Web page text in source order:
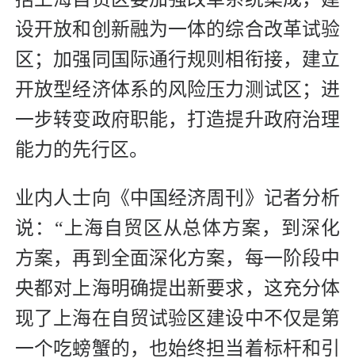
设开放和创新融为一体的综合改革试验
区；加强同国际通行规则相衔接，建立
开放型经济体系的风险压力测试区；进
一步转变政府职能，打造提升政府治理
能力的先行区。
业内人士向《中国经济周刊》记者分析
说：“上海自贸区从总体方案，到深化
方案，再到全面深化方案，每一阶段中
央都对上海明确提出新要求，这充分体
现了上海在自贸试验区建设中不仅是第
一个吃螃蟹的，也始终担当着标杆和引